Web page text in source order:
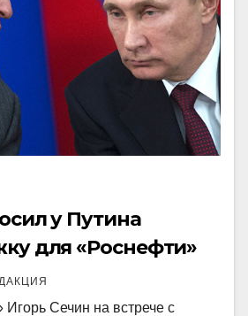
у Путина
для «Роснефти»
Сечин на встрече с